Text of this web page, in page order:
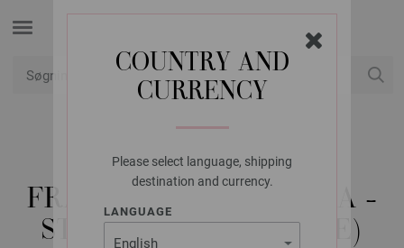
COUNTRY AND
CURRENCY
Please select language, shipping
destination and currency.
LANGUAGE
LANA GROSSA
FRAKKE MOHAIR MODA -
STRIKKEOPSKRIFT (SE)